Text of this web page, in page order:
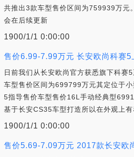
共推出3款车型售价区间为759939万元
会在后续更新
1900/1/1 0:00:00
售价6.99-7.99万元 长安欧尚科赛5
日前我们从长安欧尚官方获悉旗下科赛
车型售价区间为699799万元其定位于
5指导售价车型售价16L手动经典型
基于长安CS35车型打造所以在外观上
1900/1/1 0:00:00
售价5.69-7.09万元 2017款长安欧